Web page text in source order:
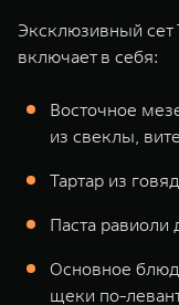
Эксклюзивный сет
включает в себя:
Восточное
из свеклы,
Тартар из
Паста равиоли
Основное
щеки по-